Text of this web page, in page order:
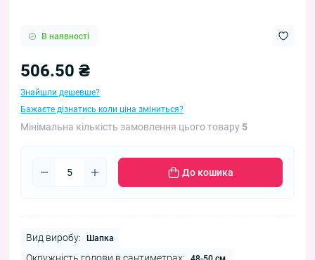
В наявності
506.50 ₴
Знайшли дешевше?
Бажаєте дізнатись коли ціна зміниться?
Мінімальна кількість замовлення цього товару 5
До кошика
Вид виробу: Шапка